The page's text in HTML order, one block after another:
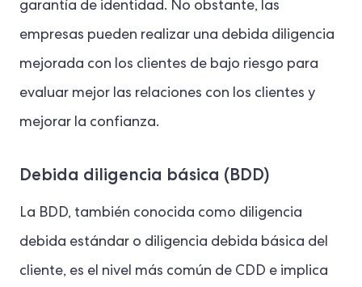
garantía de identidad. No obstante, las
empresas pueden realizar una debida diligencia
mejorada con los clientes de bajo riesgo para
evaluar mejor las relaciones con los clientes y
mejorar la confianza.
Debida diligencia básica (BDD)
La BDD, también conocida como diligencia
debida estándar o diligencia debida básica del
cliente, es el nivel más común de CDD e implica